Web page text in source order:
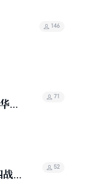
146
71
战
52